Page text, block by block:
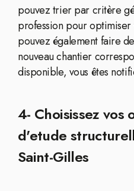
pouvez trier par critère
profession pour optimiser
pouvez également faire
nouveau chantier
disponible, vous êtes
4- Choisissez vos
d'etude
Saint-Gilles